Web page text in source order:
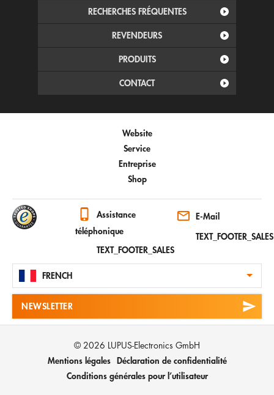
RECHERCHES FRÉQUENTES
REVENDEURS
PRODUITS
CONTACT
Website
Service
Entreprise
Shop
Assistance
téléphonique
TEXT_FOOTER_SALES
E-Mail
TEXT_FOOTER_SALES
FRENCH
NEWSLETTER
© 2026 LUPUS-Electronics GmbH
Mentions légales Déclaration de confidentialité
Conditions générales pour l’utilisateur